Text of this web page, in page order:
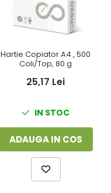
Hartie Copiator A4 , 500
Coli/Top, 80 g
25,17 Lei
IN STOC
ADAUGA IN COS